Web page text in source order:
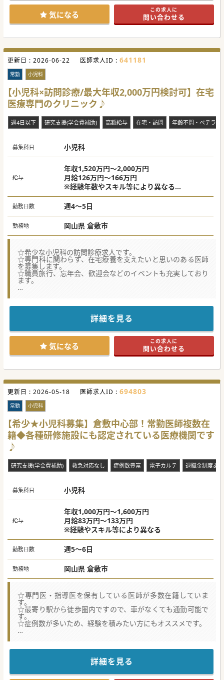
#秋入職可
気になる この求人に
問い合わせる
更新日 : 2026-06-22 医師求人ID : 641181
常勤 小児科
【小児科×訪問診療/最大年収2,000万円検討可】在宅
医療専門のクリニック♪
週4日以下 研究支援(学会費補助) 高額給与 在宅・訪問 年齢不問・ベテラン
募集科目 小児科
給与
年収1,520万円～2,000万円
月給126万円～166万円
※経験年数やスキル等により異なる
※上記。週5日勤務+オンコール手当を含んだ
場合
勤務日数 週4～5日
勤務地 岡山県 倉敷市
☆希少な小児科の訪問診療求人です。
☆専門科に関わらず、在宅療養を支えたいと思いのある医師
を募集します。
☆職員旅行、忘年会、歓迎会などのイベントも充実しており
ます。
2026年4月入職予定となります。
育児支援の体制も整っており、勤務時間・日数の調整可能で
日勤帯・夜間帯ともに看護師、ドライバーが同行いたしま
す。
＃春入職可
#秋入職可
詳細を見る
気になる この求人に
問い合わせる
更新日 : 2026-05-18 医師求人ID : 694803
常勤 小児科
【希少★小児科募集】倉敷中心部！常勤医師複数在
籍◆各種研修施設にも認定されている医療機関です
♪
研究支援(学会費補助) 救急対応なし 症例数豊富 電子カルテ 退職金制度あり
募集科目 小児科
給与
年収1,000万円～1,600万円
月給83万円～133万円
※経験やスキル等により異なる
勤務日数 週5～6日
勤務地 岡山県 倉敷市
☆専門医・指導医を保有している医師が多数在籍していま
す。
☆最寄り駅から徒歩圏内ですので、車がなくても通勤可能で
す。
☆症例数が多いため、経験を積みたい方にもオススメです。
倉敷の高次機能病院として、他院からの受け入れも積極的に
循環器系、神経系等様々な症例がございます。
詳細を見る